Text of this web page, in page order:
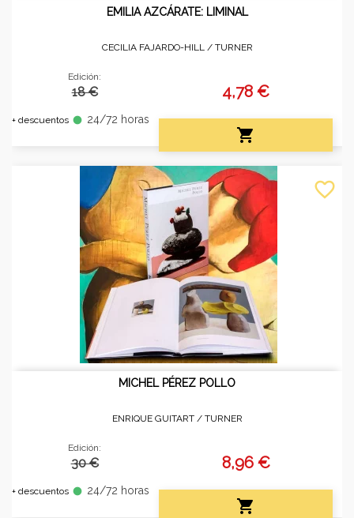
EMILIA AZCÁRATE: LIMINAL
CECILIA FAJARDO-HILL / TURNER
Edición:
18 €
+ descuentos fiber_manual_record 24/72 horas
4,78 €

MICHEL PÉREZ POLLO
ENRIQUE GUITART / TURNER
Edición:
30 €
+ descuentos fiber_manual_record 24/72 horas
8,96 €

favorite_border